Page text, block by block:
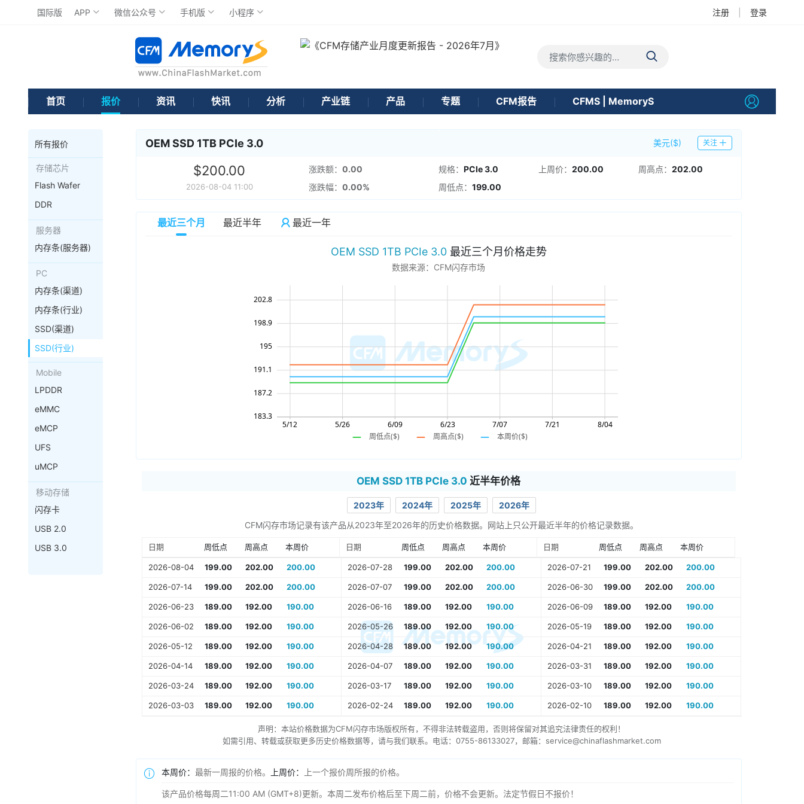
国际版 APP 微信公众号 手机版 小程序 注册 登录
首页 报价 资讯 快讯 分析 产业链 产品 专题 CFM报告 CFMS | MemoryS
所有报价
存储芯片
Flash Wafer
DDR
服务器
内存条(服务器)
PC
内存条(渠道)
内存条(行业)
SSD(渠道)
SSD(行业)
Mobile
LPDDR
eMMC
eMCP
UFS
uMCP
移动存储
闪存卡
USB 2.0
USB 3.0
OEM SSD 1TB PCIe 3.0
$200.00
2026-08-04 11:00
涨跌额： 0.00
涨跌幅： 0.00%
美元($) 关注
规格：PCIe 3.0 上周价： 200.00 周高点： 202.00
周低点：199.00
最近三个月 最近半年 最近一年
OEM SSD 1TB PCIe 3.0最近三个月价格走势
数据来源：CFM闪存市场
OEM SSD 1TB PCIe 3.0 近半年价格
2023年 2024年 2025年
2026年
CFM闪存市场记录有该产品从2023年至2026年的历史价格数据。网站上只公开最近半年的价格记录数据。
日期 周低点 周高点 本周价 日期 周低点 周高点 本周价 日期 周低点 周高点 本周价
2026-08-04 199.00 202.00 200.00 2026-07-28 199.00 202.00 200.00 2026-07-21 199.00 202.00 200.00
2026-07-14 199.00 202.00 200.00 2026-07-07 199.00 202.00 200.00 2026-06-30 199.00 202.00 200.00
2026-06-23 189.00 192.00 190.00 2026-06-16 189.00 192.00 190.00 2026-06-09 189.00 192.00 190.00
2026-06-02 189.00 192.00 190.00 2026-05-26 189.00 192.00 190.00 2026-05-19 189.00 192.00 190.00
2026-05-12 189.00 192.00 190.00 2026-04-28 189.00 192.00 190.00 2026-04-21 189.00 192.00 190.00
2026-04-14 189.00 192.00 190.00 2026-04-07 189.00 192.00 190.00 2026-03-31 189.00 192.00 190.00
2026-03-24 189.00 192.00 190.00 2026-03-17 189.00 192.00 190.00 2026-03-10 189.00 192.00 190.00
2026-03-03 189.00 192.00 190.00 2026-02-24 189.00 192.00 190.00 2026-02-10 189.00 192.00 190.00
声明：本站价格数据为CFM闪存市场版权所有，不得非法转载盗用，否则将保留对其追究法律责任的权利！
如需引用、转载或获取更多历史价格数据等，请与我们联系。电话：0755-86133027，邮箱：service@chinaflashmarket.com
本周价： 最新一周报的价格。 上周价： 上一个报价周所报的价格。
该产品价格每周二11:00 AM (GMT+8)更新。本周二发布价格后至下周二前，价格不会更新。法定节假日不报价！